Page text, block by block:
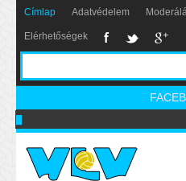
Címlap Adatvédelem
Elérhetőségek